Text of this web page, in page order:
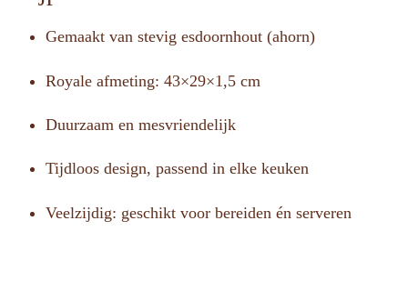
Gemaakt van stevig esdoornhout (ahorn)
Royale afmeting: 43×29×1,5 cm
Duurzaam en mesvriendelijk
Tijdloos design, passend in elke keuken
Veelzijdig: geschikt voor bereiden én serveren